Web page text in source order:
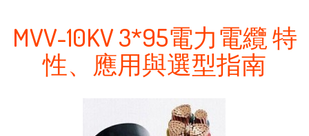
MVV-10KV 3*95電力電纜 特
性、應用與選型指南